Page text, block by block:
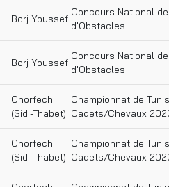
Borj Youssef
Concours National
d'Obstacles
Borj Youssef
Concours National
d'Obstacles
Chorfech
(Sidi-Thabet)
Championnat de
Cadets/Chevaux
Chorfech
(Sidi-Thabet)
Championnat de
Cadets/Chevaux